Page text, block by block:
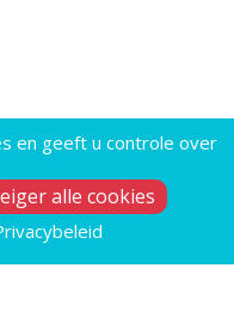
en geeft u controle over
alle cookies